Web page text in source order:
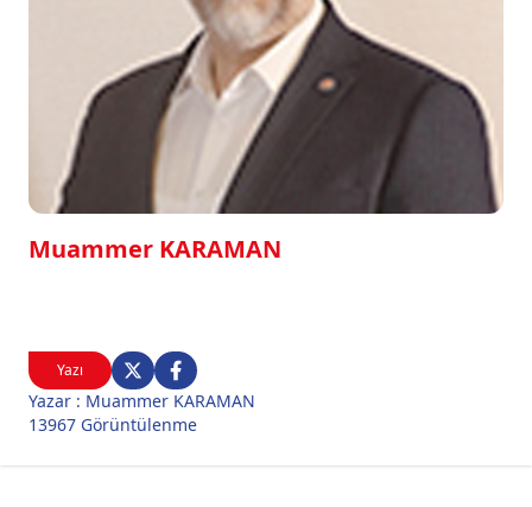
Yazı
Yazar : Muammer KARAMAN
13967 Görüntülenme
Muammer KARAMAN